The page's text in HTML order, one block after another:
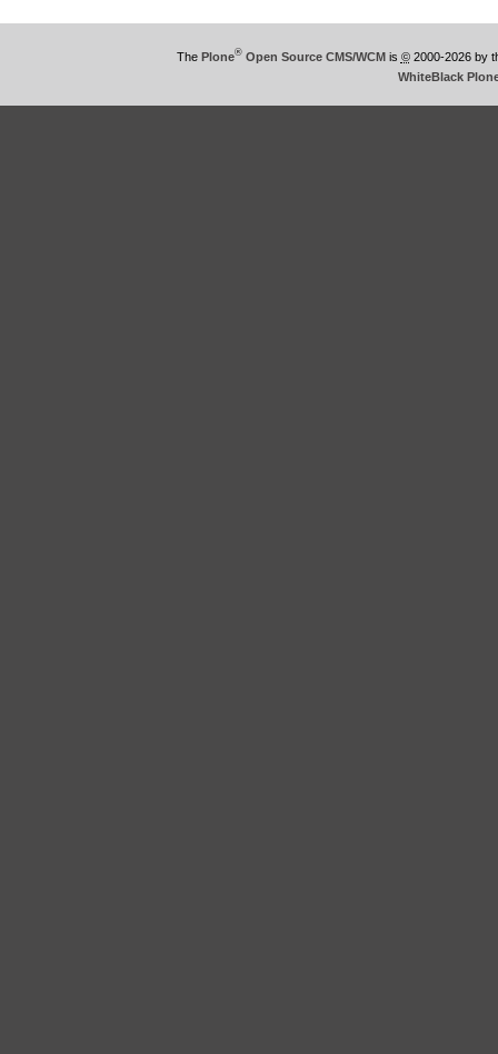
The Plone®Open Source CMS/WCMis ©2000-2026 by
WhiteBlack